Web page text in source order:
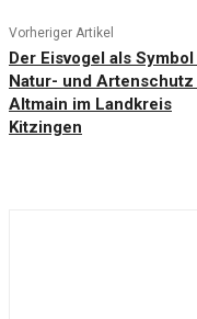
Vorheriger Artikel
Der Eisvogel als
Natur- und Artenschutz
Altmain im Landkreis
Kitzingen